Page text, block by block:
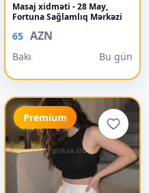
Masaj xidməti - 28 May,
Fortuna Sağlamlıq Mərkəzi
65 AZN
Bakı Bu gün
Premium